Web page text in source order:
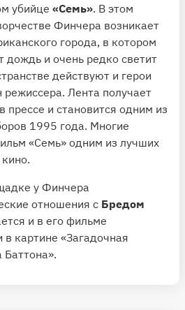
убийце «Семь». В этом
Финчера возникает
города, в котором
дождь и очень редко светит
действуют и герои
Лента получает
и становится одним из
1995 года. Многие
«Семь» одним из лучших
у Финчера
отношения с Бредом
и в его фильме
в картине «Загадочная